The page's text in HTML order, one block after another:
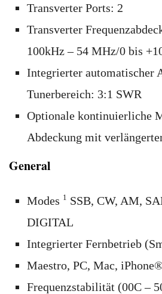
Transverter Ports: 2
Transverter
100kHz – 54 MHz/0 bis
Integrierter automatischer
Tunerbereich: 3:1 SWR
Optionale kontinuierliche
Abdeckung mit
General
Modes 1 SSB, CW, AM,
DIGITAL
Integrierter Fernbetrieb
Maestro, PC, Mac,
Frequenzstabilität (00C –